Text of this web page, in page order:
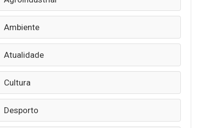
Ambiente
Atualidade
Cultura
Desporto